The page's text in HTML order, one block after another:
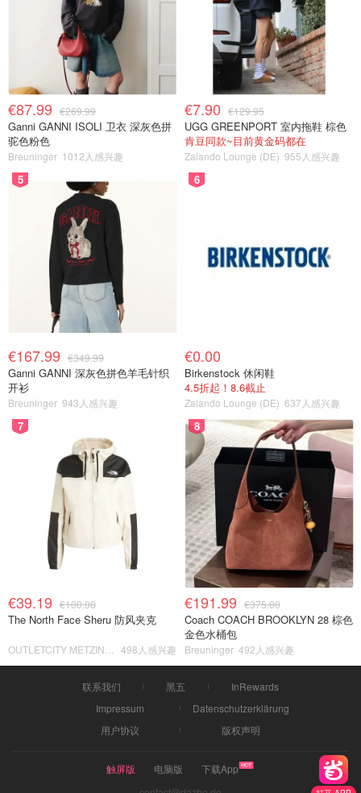
€87.99 €269.99
Ganni GANNI ISOLI 卫衣 深灰色拼
驼色粉色
Breuninger 1012人感兴趣
€7.90 €129.95
UGG GREENPORT 室内拖鞋 棕色
肯豆同款~目前黄金码都在
Zalando Lounge (DE) 955人感兴趣
5
€167.99 €349.99
Ganni GANNI 深灰色拼色羊毛针织
开衫
Breuninger 943人感兴趣
6
€0.00
Birkenstock 休闲鞋
4.5折起！8.6截止
Zalando Lounge (DE) 637人感兴趣
7
€39.19 €100.00
The North Face Sheru 防风夹克
498人感兴趣
8
€191.99 €375.00
Coach COACH BROOKLYN 28 棕色
金色水桶包
Breuninger 492人感兴趣
联系我们 黑五
InRewards
Impressum
Datenschutzerklärung
用户协议
版权声明
触屏版 电脑版
下载App